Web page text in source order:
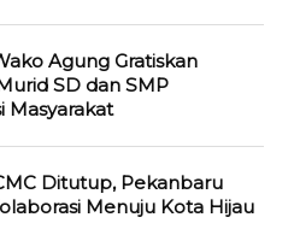
Agung Gratiskan
SD dan SMP
Masyarakat
Ditutup, Pekanbaru
Menuju Kota Hijau